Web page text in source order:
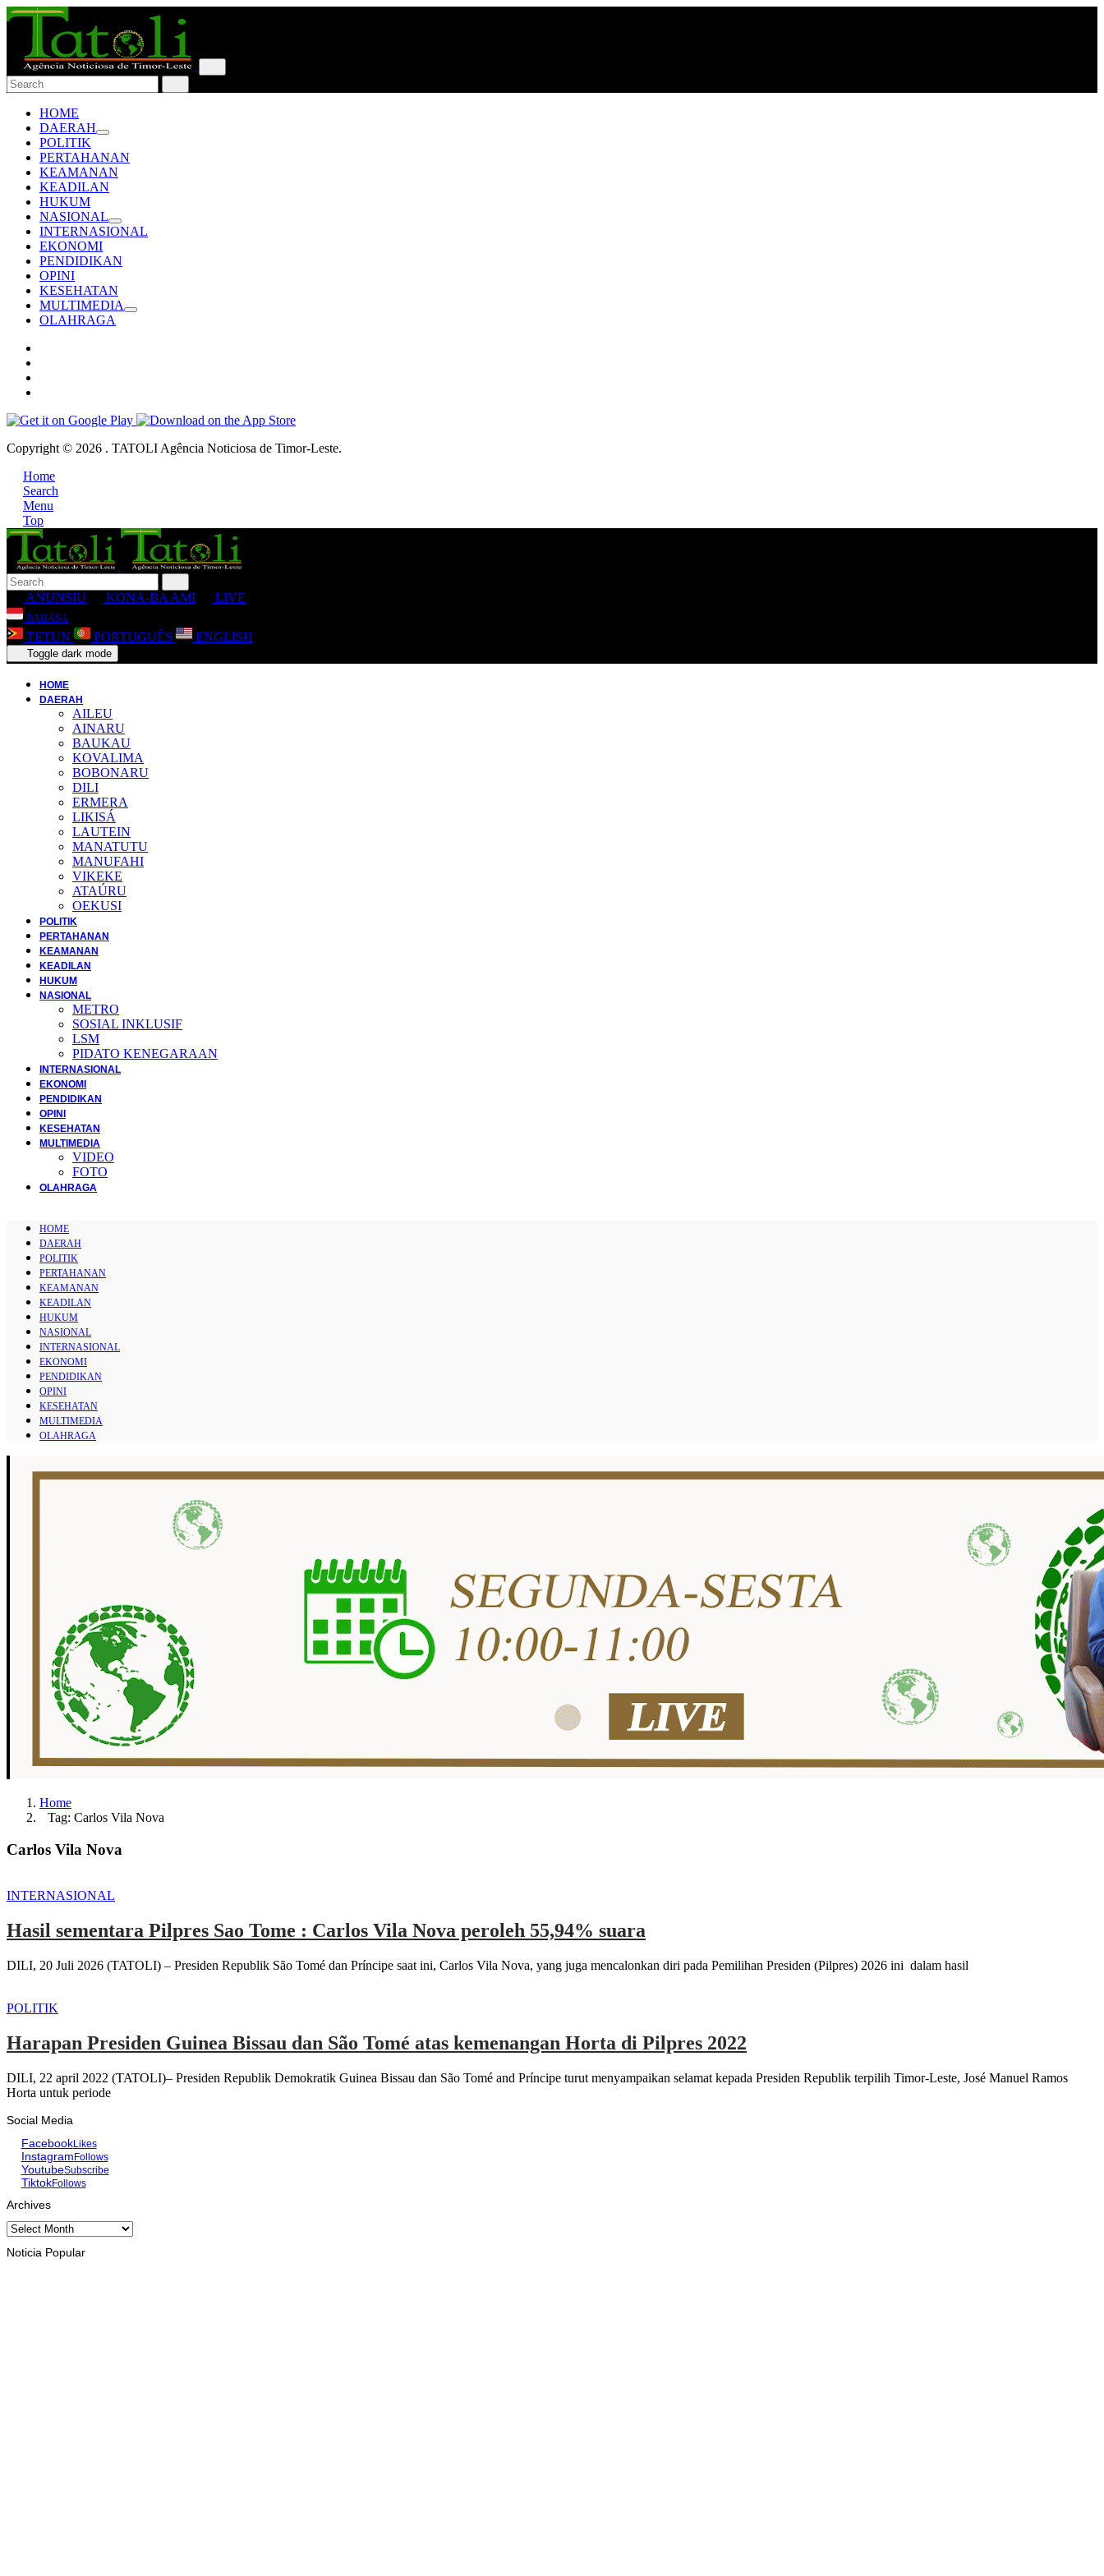
HOME
DAERAH
POLITIK
PERTAHANAN
KEAMANAN
KEADILAN
HUKUM
NASIONAL
INTERNASIONAL
EKONOMI
PENDIDIKAN
OPINI
KESEHATAN
MULTIMEDIA
OLAHRAGA
Copyright © 2026 . TATOLI Agência Noticiosa de Timor-Leste.
Home
Search
Menu
Top
ANUNSIU KONA-BA AMI LIVE
BAHASA
TETUN PORTUGUÊS ENGLISH
Toggle dark mode
HOME
DAERAH
AILEU
AINARU
BAUKAU
KOVALIMA
BOBONARU
DILI
ERMERA
LIKISÁ
LAUTEIN
MANATUTU
MANUFAHI
VIKEKE
ATAÚRU
OEKUSI
POLITIK
PERTAHANAN
KEAMANAN
KEADILAN
HUKUM
NASIONAL
METRO
SOSIAL INKLUSIF
LSM
PIDATO KENEGARAAN
INTERNASIONAL
EKONOMI
PENDIDIKAN
OPINI
KESEHATAN
MULTIMEDIA
VIDEO
FOTO
OLAHRAGA
HOME
DAERAH
POLITIK
PERTAHANAN
KEAMANAN
KEADILAN
HUKUM
NASIONAL
INTERNASIONAL
EKONOMI
PENDIDIKAN
OPINI
KESEHATAN
MULTIMEDIA
OLAHRAGA
Home
Tag: Carlos Vila Nova
Carlos Vila Nova
INTERNASIONAL
Hasil sementara Pilpres Sao Tome : Carlos Vila Nova peroleh 55,94% suara
DILI, 20 Juli 2026 (TATOLI) – Presiden Republik São Tomé dan Príncipe saat ini, Carlos Vila Nova, yang juga mencalonkan diri pada Pemilihan Presiden (Pilpres) 2026 ini dalam hasil
POLITIK
Harapan Presiden Guinea Bissau dan São Tomé atas kemenangan Horta di Pilpres 2022
DILI, 22 april 2022 (TATOLI)– Presiden Republik Demokratik Guinea Bissau dan São Tomé and Príncipe turut menyampaikan selamat kepada Presiden Republik terpilih Timor-Leste, José Manuel Ramos
Horta untuk periode
Social Media
FacebookLikes
InstagramFollows
YoutubeSubscribe
TiktokFollows
Archives
Archives
Noticia Popular